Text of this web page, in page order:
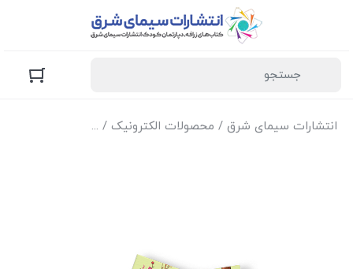
انتشارات سیمای شرق / محصولات الکترونیک / نسخه الکترونیک